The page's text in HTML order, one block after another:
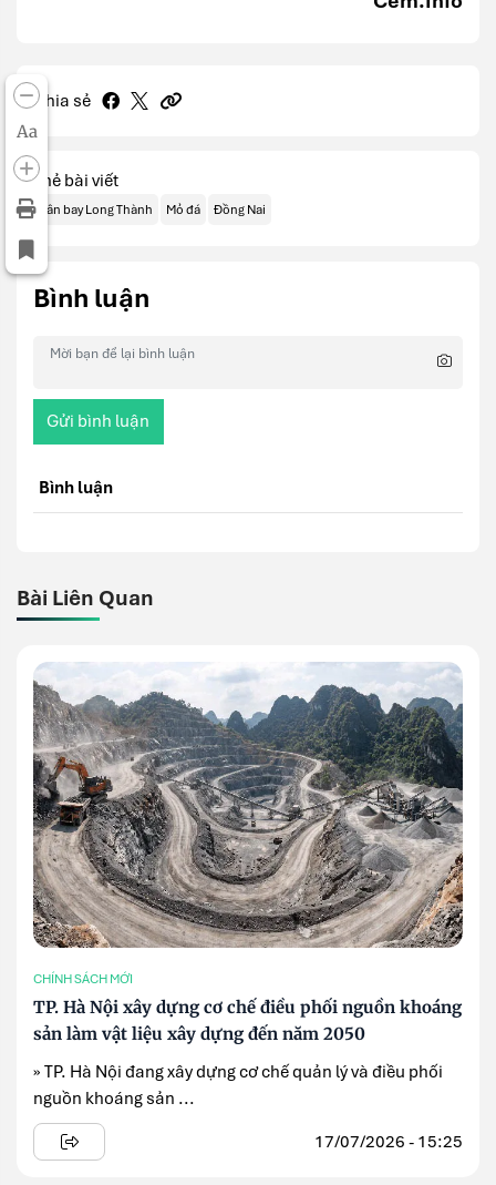
Aa
Chia sẻ
Thẻ bài viết
Sân bay Long Thành Mỏ đá Đồng Nai
Bình luận
Gửi bình luận
Bình luận
Bài Liên Quan
CHÍNH SÁCH MỚI
TP. Hà Nội xây dựng cơ chế điều phối nguồn khoáng
sản làm vật liệu xây dựng đến năm 2050
» TP. Hà Nội đang xây dựng cơ chế quản lý và điều phối
nguồn khoáng sản ...
17/07/2026 - 15:25